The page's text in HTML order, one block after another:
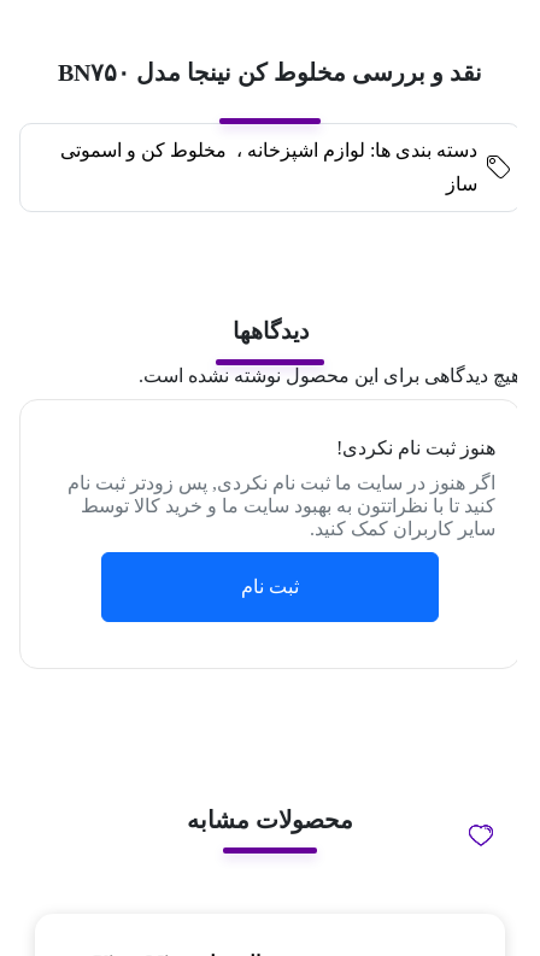
نقد و بررسی مخلوط کن نینجا مدل BN۷۵۰
دسته بندی ها: لوازم اشپزخانه ، مخلوط کن و اسموتی
ساز
دیدگاهها
دیدگاهی برای این محصول نوشته نشده است.
هنوز ثبت نام نکردی!
اگر هنوز در سایت ما ثبت نام نکردی, پس زودتر ثبت نام
کنید تا با نظراتتون به بهبود سایت ما و خرید کالا توسط
سایر کاربران کمک کنید.
ثبت نام
محصولات مشابه